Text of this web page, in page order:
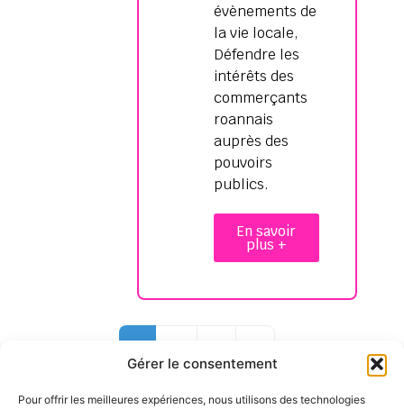
Gérer le consentement
Pour offrir les meilleures expériences, nous utilisons des technologies
évènements de
la vie locale,
Défendre les
intérêts des
commerçants
roannais
auprès des
pouvoirs
publics.
En savoir
plus +
Older posts